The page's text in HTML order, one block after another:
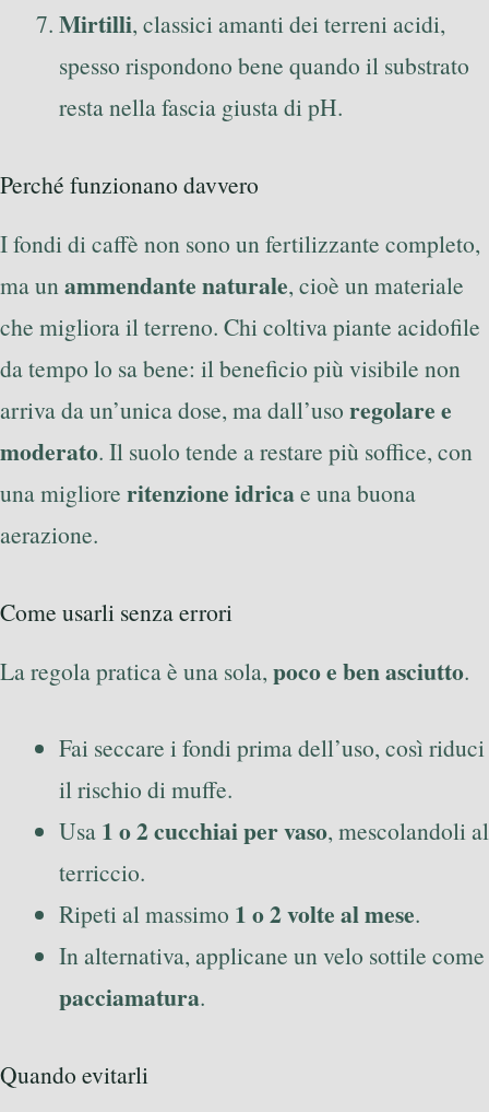
Mirtilli, classici amanti dei terreni acidi,
spesso rispondono bene quando il substrato
resta nella fascia giusta di pH.
Perché funzionano davvero
I fondi di caffè non sono un fertilizzante completo,
ma unammendante naturale, cioè un materiale
che migliora il terreno. Chi coltiva piante acidofile
da tempo lo sa bene: il beneficio più visibile non
arriva da un’unica dose, ma dall’uso regolare e
moderato. Il suolo tende a restare più soffice, con
una migliore ritenzione idricae una buona
aerazione.
Come usarli senza errori
La regola pratica è una sola, poco e ben asciutto.
Fai seccare i fondi prima dell’uso, così riduci
il rischio di muffe.
Usa 1 o 2 cucchiai per vaso, mescolandoli al
terriccio.
Ripeti al massimo 1 o 2 volte al mese.
In alternativa, applicane un velo sottile come
pacciamatura.
Quando evitarli